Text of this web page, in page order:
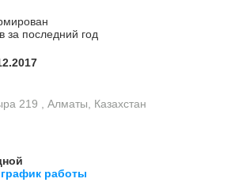
за последний год
219 , Алматы, Казахстан
работы